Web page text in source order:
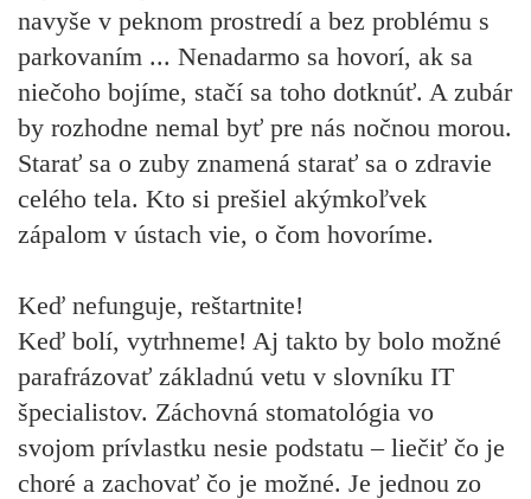
navyše v peknom prostredí a bez problému s
parkovaním ... Nenadarmo sa hovorí, ak sa
niečoho bojíme, stačí sa toho dotknúť. A zubár
by rozhodne nemal byť pre nás nočnou morou.
Starať sa o zuby znamená starať sa o zdravie
celého tela. Kto si prešiel akýmkoľvek
zápalom v ústach vie, o čom hovoríme.
Keď nefunguje, reštartnite!
Keď bolí, vytrhneme! Aj takto by bolo možné
parafrázovať základnú vetu v slovníku IT
špecialistov. Záchovná stomatológia vo
svojom prívlastku nesie podstatu – liečiť čo je
choré a zachovať čo je možné. Je jednou zo